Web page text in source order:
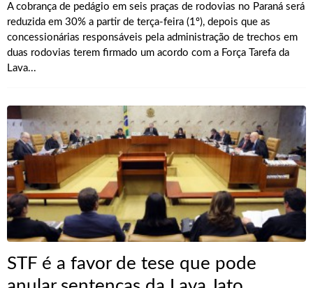
A cobrança de pedágio em seis praças de rodovias no Paraná será
reduzida em 30% a partir de terça-feira (1º), depois que as
concessionárias responsáveis pela administração de trechos em
duas rodovias terem firmado um acordo com a Força Tarefa da
Lava...
STF é a favor de tese que pode